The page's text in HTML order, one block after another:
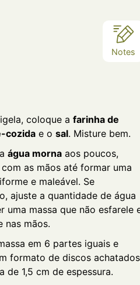
Notes
coloque a farinha de
cozidae o sal. Misture bem.
água mornaaos poucos,
as mãos até formar uma
e maleável. Se
ajuste a quantidade de água
uma massa que não esfarele
nas mãos.
em 6 partes iguais e
formato de discos
de 1,5 cm de espessura.